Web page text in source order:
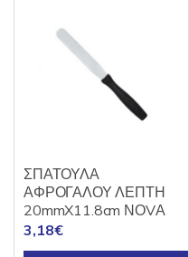
ΣΠΑΤΟΥΛΑ
ΑΦΡΟΓΑΛΟΥ ΛΕΠΤΗ
20mmX11.8cm ΝΟVΑ
3,18€